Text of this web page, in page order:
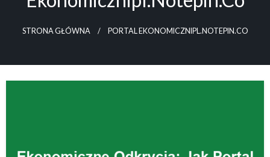
STRONA GŁÓWNA PORTAL EKONOMICZNIPL.NOTEPIN.CO